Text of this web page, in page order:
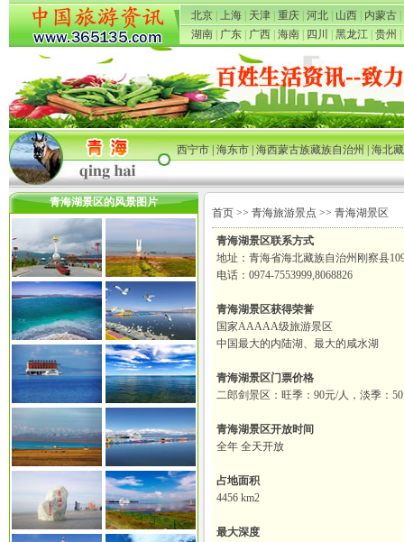
北京 上海 天津 重庆 河北 山西 内蒙古
湖南
广东 广西 海南 四川 黑龙江 贵州
西宁市|海东市|海西蒙古族藏族自治州|海北
青海湖景区的风景图片
首页 >> 青海旅游景点 >> 青海湖景区
青海湖景区联系方式
地址：青海省海北藏族自治州刚察县
电话：0974-7553999,8068826
青海湖景区获得荣誉
国家AAAAA级旅游景区
中国最大的内陆湖、最大的咸水湖
青海湖景区门票价格
二郎剑景区：旺季：90元/人，淡季：
青海湖景区开放时间
全年 全天开放
占地面积
4456 km2
最大深度